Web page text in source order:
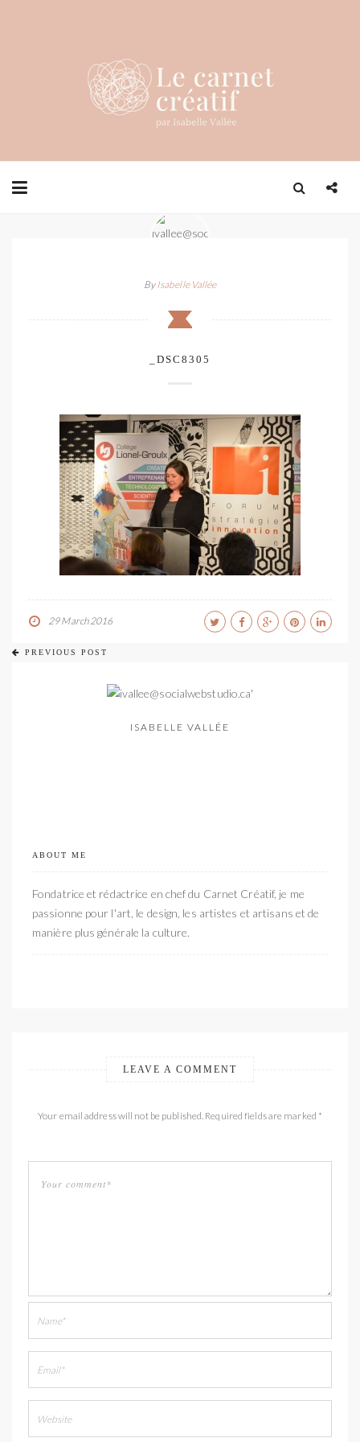
ByIsabelle Vallée
_DSC8305
29 March 2016
PREVIOUS POST
ISABELLE VALLÉE
ABOUT ME
Fondatrice et rédactrice en chef du Carnet Créatif, je me
passionne pour l'art, le design, les artistes et artisans et de
manière plus générale la culture.
LEAVE A COMMENT
Your email address will not be published. Required fields are marked *